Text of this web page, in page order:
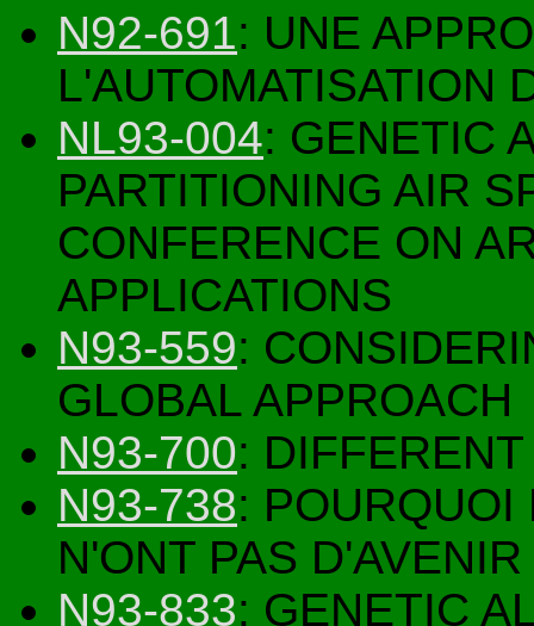
N92-691: UNE
L'AUTOMATISATION
NL93-004: GENETIC
PARTITIONING AIR
CONFERENCE ON
APPLICATIONS
N93-559:
GLOBAL APPROACH
N93-700:
N93-738: POURQUOI
N'ONT PAS D'AVENIR
N93-833: GENETIC